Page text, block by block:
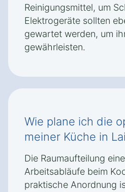
Reinigungsmittel, um
Elektrogeräte sollten
gewartet werden, um
gewährleisten.
Wie plane ich die
meiner Küche in
Die Raumaufteilung
Arbeitsabläufe beim
praktische Anordnung